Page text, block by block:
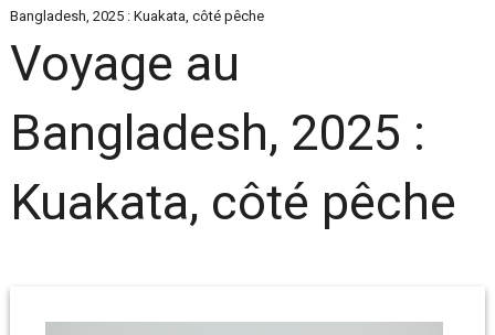
Bangladesh, 2025 : Kuakata, côté pêche
Voyage au
Bangladesh, 2025 :
Kuakata, côté pêche